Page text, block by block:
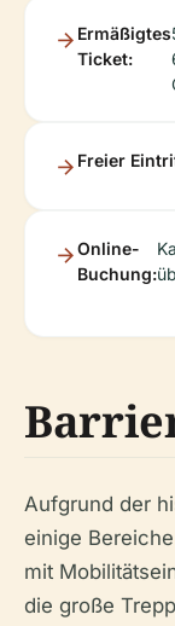
Ermäßigtes
Ticket:
Freier
Online-
Buchung:
Aufgrund der
einige
mit
die große